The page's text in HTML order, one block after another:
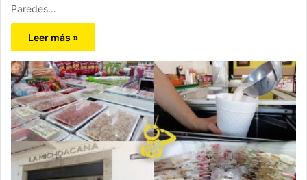
Paredes…
Leer más »